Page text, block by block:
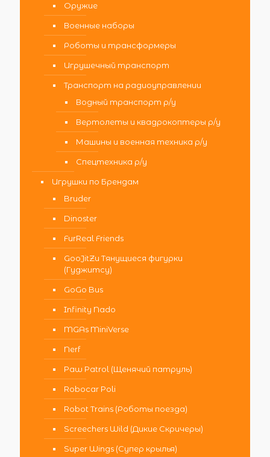
Оружие
Военные наборы
Роботы и трансформеры
Игрушечный транспорт
Транспорт на радиоуправлении
Водный транспорт р/у
Вертолеты и квадрокоптеры р/у
Машины и военная техника р/у
Спецтехника р/у
Игрушки по Брендам
Bruder
Dinoster
FurReal Friends
GooJitZu Тянущиеся фигурки
(Гуджитсу)
GoGo Bus
Infinity Nado
MGAs MiniVerse
Nerf
Paw Patrol (Щенячий патруль)
Robocar Poli
Robot Trains (Роботы поезда)
Screechers Wild (Дикие Скричеры)
Super Wings (Супер крылья)